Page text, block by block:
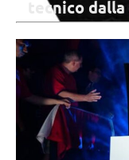
tecnico
motivo di grande
valori dello sport".